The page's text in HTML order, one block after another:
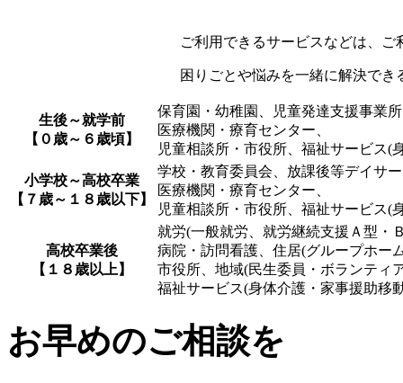
ご利用できるサービスなどは、
困りごとや悩みを一緒に解決で
生後～就学前
【０歳～６歳頃】
保育園・幼稚園、児童発達支援事業
医療機関・療育センター、
児童相談所・市役所、福祉サービス(
小学校～高校卒業
【７歳～１８歳以下】
学校・教育委員会、放課後等デイサ
医療機関・療育センター、
児童相談所・市役所、福祉サービス(
高校卒業後
【１８歳以上】
就労(一般就労、就労継続支援Ａ型・
病院・訪問看護、住居(グループホー
市役所、地域(民生委員・ボランティ
福祉サービス(身体介護・家事援助移
お早めのご相談を